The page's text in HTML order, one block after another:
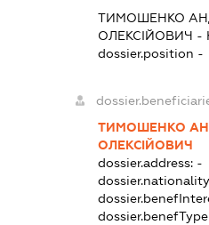
ТИМОШЕНКО
ОЛЕКСІЙОВИЧ -
dossier.position -
ТИМОШЕНКО
ОЛЕКСІЙОВИЧ
dossier.address: -